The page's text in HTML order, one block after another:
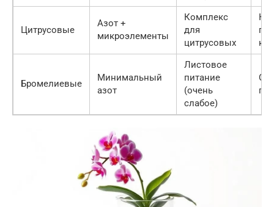
Цитрусовые
Азот +
микроэлементы
Комплекс
для
цитрусовых
к
Бромелиевые
Минимальный
азот
Листовое
питание
(очень
слабое)